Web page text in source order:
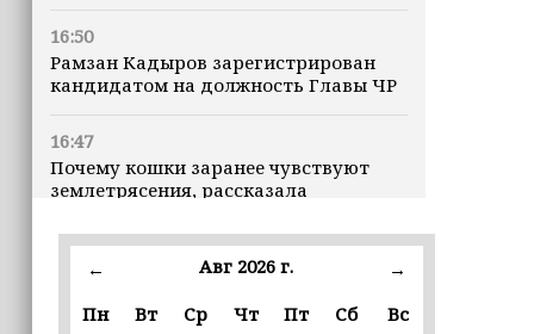
16:50
Рамзан Кадыров зарегистрирован
кандидатом на должность Главы ЧР
16:47
Почему кошки заранее чувствуют
землетрясения, рассказала
16:12
проходящий в Грозном фестиваль
← Авг 2026 г.
→
Пн
Вт Ср Чт Пт Сб Вс